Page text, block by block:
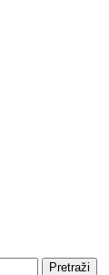
Pretraži